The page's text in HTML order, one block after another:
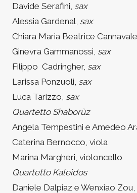
Davide Serafini, sax
Alessia Gardenal, sax
Chiara Maria Beatrice Cannavale,
Ginevra Gammanossi, sax
Filippo Cadringher, sax
Larissa Ponzuoli, sax
Luca Tarizzo, sax
Quartetto Shaborùz
Angela Tempestini e Amedeo
Caterina Bernocco, viola
Marina Margheri, violoncello
Quartetto Kaleidos
Daniele Dalpiaz e Wenxiao Zou,